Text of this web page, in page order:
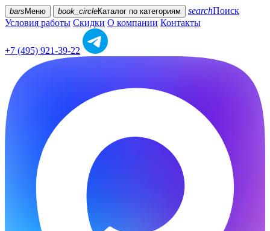
bars Меню book_circleКаталог по категориям searchПоиск
Условия работы Скидки О компании Контакты
+7 (495) 921-39-22